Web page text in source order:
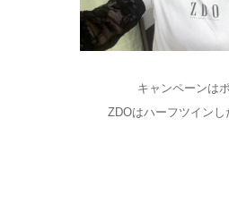
キャンペーンは
ZDOはハーフツインし